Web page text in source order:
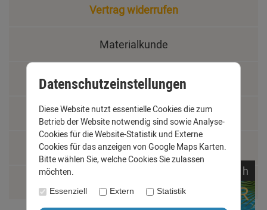
Vertrag widerrufen
Materialkunde
Fachbegriffe
Jobs
Montage und Installationshilfen
h
Datenschutzeinstellungen
Diese Website nutzt essentielle Cookies die zum
Betrieb der Website notwendig sind sowie Analyse-
Cookies für die Website-Statistik und Externe
Cookies für das anzeigen von Google Maps Karten.
Bitte wählen Sie, welche Cookies Sie zulassen
möchten.
Essenziell Extern Statistik